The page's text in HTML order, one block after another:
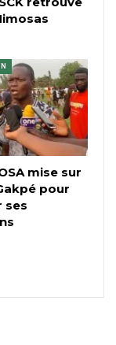
mise sur
pour
ses